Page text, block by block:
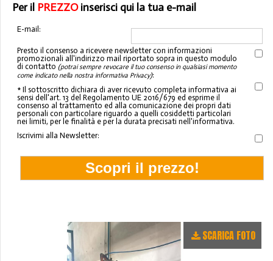
Per il PREZZOinserisci qui la tua e-mail
E-mail:
Presto il consenso a ricevere newsletter con informazioni
promozionali all'indirizzo mail riportato sopra in questo modulo
di contatto (potrai sempre revocare il tuo consenso in qualsiasi momento
come indicato nella nostra informativa Privacy):
* Il sottoscritto dichiara di aver ricevuto completa informativa ai
sensi dell'art. 13 del Regolamento UE 2016/679 ed esprime il
consenso al trattamento ed alla comunicazione dei propri dati
personali con particolare riguardo a quelli cosiddetti particolari
nei limiti, per le finalità e per la durata precisati nell'informativa.
Iscrivimi alla Newsletter:
SCARICA FOTO